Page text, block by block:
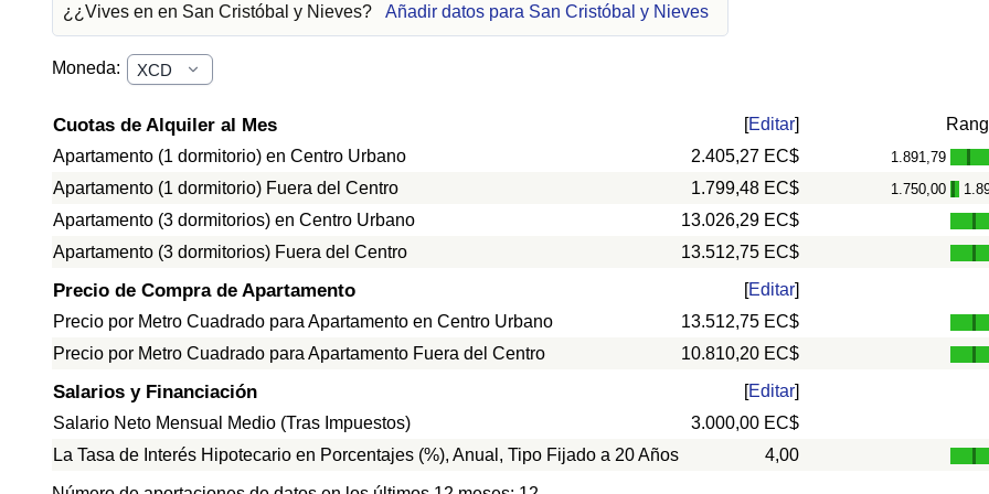
¿¿Vives en en San Cristóbal y Nieves? Añadir datos para San Cristóbal y Nieves
Moneda:
Cuotas de Alquiler al Mes [Editar]
Apartamento (1 dormitorio) en Centro Urbano
2.405,27 EC$ 1.891,79
-
Apartamento (1 dormitorio) Fuera del Centro
1.799,48 EC$ 1.750,00 -
Apartamento (3 dormitorios) en Centro Urbano
13.026,29 EC$
Apartamento (3 dormitorios) Fuera del Centro
13.512,75 EC$
Precio de Compra de Apartamento [Editar]
Precio por Metro Cuadrado para Apartamento en Centro Urbano
13.512,75 EC$
Precio por Metro Cuadrado para Apartamento Fuera del Centro
10.810,20 EC$
Salarios y Financiación [Editar]
Salario Neto Mensual Medio (Tras Impuestos)
3.000,00 EC$
La Tasa de Interés Hipotecario en Porcentajes (%), Anual, Tipo Fijado a 20 Años
4,00